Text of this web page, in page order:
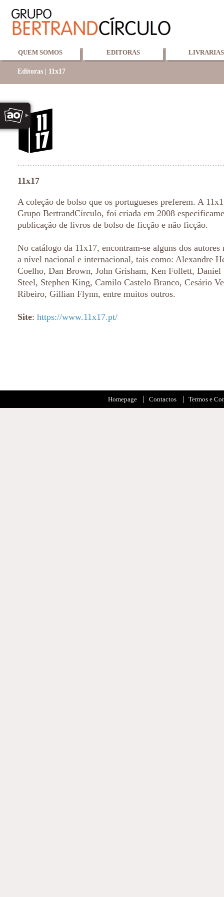
QUEM SOMOS EDITORAS LIVRARIAS
Editoras | 11x17
11x17
A coleção de bolso que os portugueses preferem. A
Grupo BertrandCírculo, foi criada em 2008
publicação de livros de bolso de ficção e não ficção.
No catálogo da 11x17, encontram-se alguns dos autores
a nível nacional e internacional, tais como: Alexandre
Coelho, Dan Brown, John Grisham, Ken Follett,
Steel, Stephen King, Camilo Castelo Branco, Cesário
Ribeiro, Gillian Flynn, entre muitos outros.
Site: https://www.11x17.pt/
Homepage Contactos Termos e